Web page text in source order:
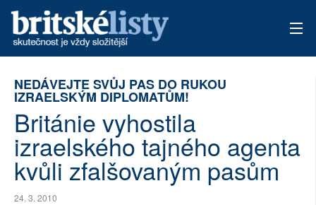
ARCHIV
TÉMATA
AUTOŘI
NEDÁVEJTE SVŮJ PAS DO RUKOU
IZRAELSKÝM DIPLOMATŮM!
Británie vyhostila
izraelského tajného agenta
kvůli zfalšovaným pasům
24. 3. 2010